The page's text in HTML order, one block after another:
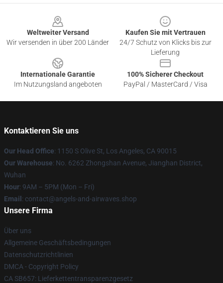
Weltweiter Versand
Wir versenden in über 200 Länder
Kaufen Sie mit Vertrauen
24/7 Schutz von Klicks bis zur
Lieferung
Internationale Garantie
Im Nutzungsland angeboten
100% Sicherer Checkout
PayPal / MasterCard / Visa
Kontaktieren Sie uns
Our Head Office: 1150 S Olive St, Los Angeles, CA 90015
Our Warehouse: No. 6262 Zhongshan Avenue, Jianghan District,
Wuhan
Hour: 9AM – 5PM (Mon – Fri)
Email : contact@angels-and-airwaves.shop
Unsere Firma
Über uns
Allgemeine Geschäftsbedingungen
Datenschutzrichtlinien
DMCA - Copyright Policy
CA SB657: Lieferkettentransparenzgesetz